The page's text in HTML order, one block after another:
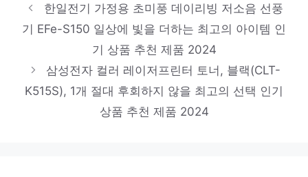
2024
씨이링크 USB 3.0 연장케이블, 1개, 1.5m
혜택 가득, 지금 바로 적용! 인기 상품 추천
제품 2024
본문에 들어가는 내용입니다.
한일전기 가정용 초미풍 데이리빙 저소음 선풍
기 EFe-S150 일상에 빛을 더하는 최고의 아이템 인
기 상품 추천 제품 2024
삼성전자 컬러 레이저프린터 토너, 블랙(CLT-
K515S), 1개 절대 후회하지 않을 최고의 선택 인기
상품 추천 제품 2024